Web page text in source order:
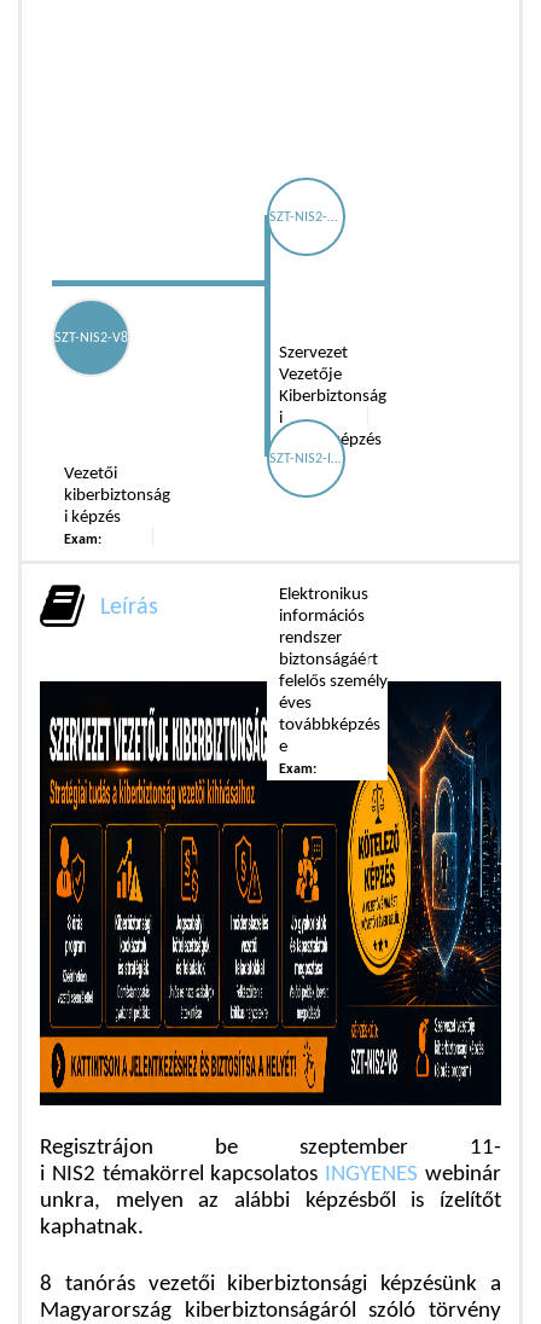
SZT-NIS2-V8
Vezetői
kiberbiztonság
i képzés
Exam:
SZT-NIS2-VT4
Szervezet
Vezetője
Kiberbiztonság
i
Továbbképzés
Exam: SZT-NIS2-IBF24
Elektronikus
információs
rendszer
biztonságáért
felelős személy
éves
továbbképzés
e
Exam:
Leírás
Regisztrájon be szeptember 11-
i NIS2 témakörrel kapcsolatos INGYENES webinár
unkra, melyen az alábbi képzésből is ízelítőt
kaphatnak.
8 tanórás vezetői kiberbiztonsági képzésünk a
Magyarország kiberbiztonságáról szóló törvény